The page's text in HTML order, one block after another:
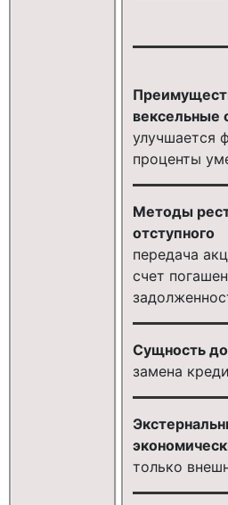
вексельные
улучшается
проценты
Методы
отступного
передача
счет
Сущность
замена
только